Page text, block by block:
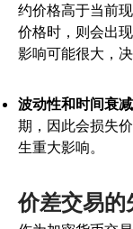
约价格高于当前
价格时，则会出
影响可能很大，
波动性和时间衰减
期，因此会损失
生重大影响。
价差交易的